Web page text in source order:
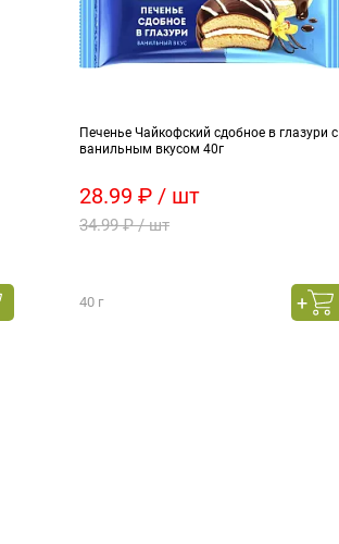
Печенье Чайкофский сдобное в глазури с
ванильным вкусом 40г
28.99 ₽ / шт
34.99 ₽ / шт
40 г